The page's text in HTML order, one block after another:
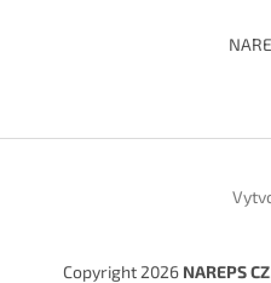
Copyright 2026 NAREPS CZ